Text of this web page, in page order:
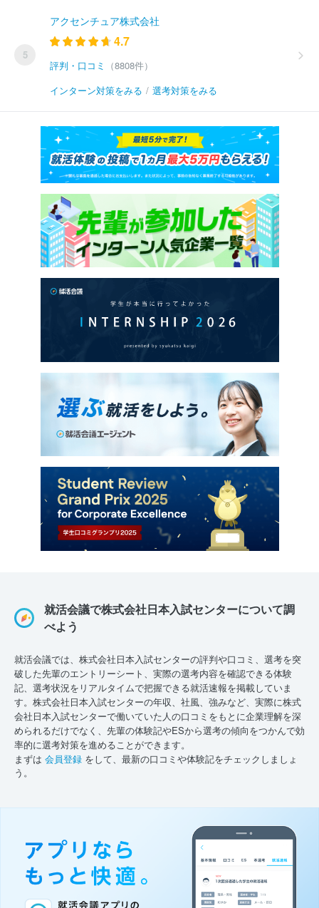
5
アクセンチュア株式会社
4.7
評判・口コミ
（8808件）
インターン対策をみる / 選考対策をみる
就活会議で株式会社日本入試センターについて調
べよう
就活会議では、株式会社日本入試センターの評判や口コミ、選考を突
破した先輩のエントリーシート、実際の選考内容を確認できる体験
記、選考状況をリアルタイムで把握できる就活速報を掲載していま
す。株式会社日本入試センターの年収、社風、強みなど、実際に株式
会社日本入試センターで働いていた人の口コミをもとに企業理解を深
められるだけでなく、先輩の体験記やESから選考の傾向をつかんで効
率的に選考対策を進めることができます。
まずは 会員登録 をして、最新の口コミや体験記をチェックしましょ
う。